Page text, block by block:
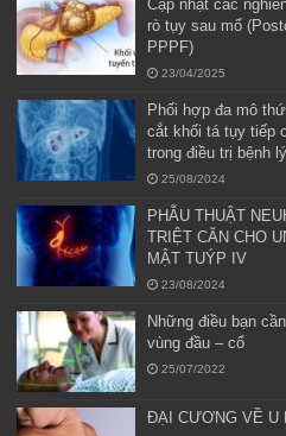
Cập nhật các
rò tụy sau mổ
PPPF)
23/04/2025
Phối hợp đa mô
cắt khối tá tụy tiếp
trong điều trị bệnh
25/08/2024
PHẪU THUẬT
TRIỆT CĂN CHO
MẬT TUÝP IV
23/08/2024
Những điều bạn
vùng đầu – cổ
25/07/2022
ĐẠI CƯƠNG VỀ U